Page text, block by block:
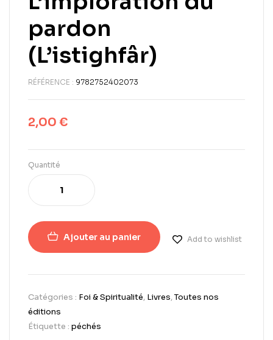
pardon
(L’istighfâr)
RÉFÉRENCE : 9782752402073
2,00 €
Quantité
Ajouter au panier Add to wishlist
Catégories : Foi & Spiritualité, Livres,Toutes nos
éditions
Étiquette : péchés